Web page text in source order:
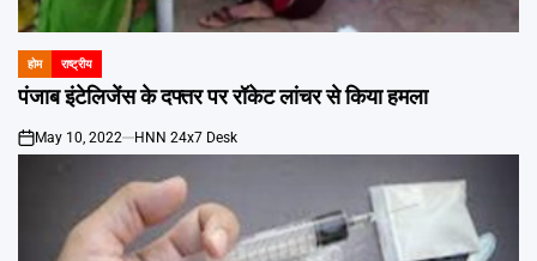
POSTED
IN
होम राष्ट्रीय
पंजाब इंटेलिजेंस के दफ्तर पर रॉकेट लांचर से किया हमला
on
May 10, 2022 HNN 24x7 Desk